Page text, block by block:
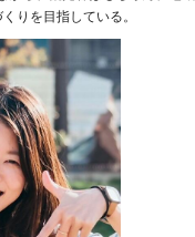
りを目指している。